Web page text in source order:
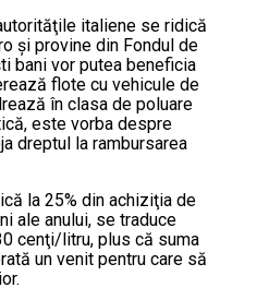
italiene se ridică
şi provine din Fondul de
bani vor putea beneficia
flote cu vehicule de
în clasa de poluare
este vorba despre
dreptul la rambursarea
la 25% din achiziţia de
ale anului, se traduce
cenţi/litru, plus că suma
un venit pentru care să